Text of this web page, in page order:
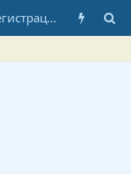
Регистрация